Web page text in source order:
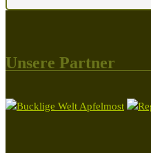
Unsere Partner